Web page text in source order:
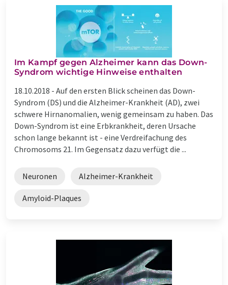
Im Kampf gegen Alzheimer kann das Down-
Syndrom wichtige Hinweise enthalten
18.10.2018 - Auf den ersten Blick scheinen das Down-
Syndrom (DS) und die Alzheimer-Krankheit (AD), zwei
schwere Hirnanomalien, wenig gemeinsam zu haben. Das
Down-Syndrom ist eine Erbkrankheit, deren Ursache
schon lange bekannt ist - eine Verdreifachung des
Chromosoms 21. Im Gegensatz dazu verfügt die ...
Neuronen Alzheimer-Krankheit
Amyloid-Plaques